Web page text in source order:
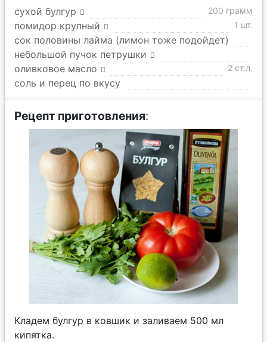
сухой булгур 200 грамм
помидор крупный 1 шт.
сок половины лайма (лимон тоже подойдет)
небольшой пучок петрушки
оливковое масло
2 ст.л.
соль и перец по вкусу
Рецепт приготовления:
Кладем булгур в ковшик и заливаем 500 мл
кипятка.